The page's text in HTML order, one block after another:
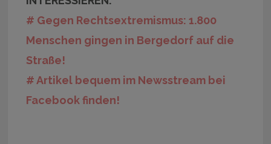
# Gegen Rechtsextremismus: 1.800
Menschen gingen in Bergedorf auf die
Straße!
# Artikel bequem im Newsstream bei
Facebook finden!